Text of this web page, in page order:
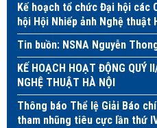
Kế hoạch tổ chức Đại hội các
hội Hội Nhiếp ảnh Nghệ thuật
Tin buồn: NSNA Nguyễn
KẾ HOẠCH HOẠT ĐỘNG QUÝ
NGHỆ THUẬT HÀ NỘI
Thông báo Thể lệ Giải Báo
tham nhũng tiêu cực lần thứ